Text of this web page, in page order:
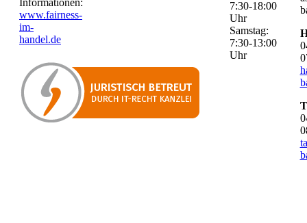
Informationen:
www.fairness-
im-
handel.de
7:30-18:00
Uhr
Samstag:
7:30-13:00
Uhr